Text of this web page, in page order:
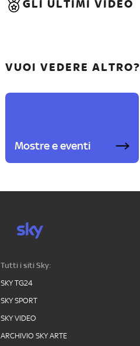
GLI ULTIMI VIDEO
VUOI VEDERE ALTRO?
Mostre e eventi
Tutti i siti Sky:
SKY TG24
SKY SPORT
SKY VIDEO
ARCHIVIO SKY ARTE